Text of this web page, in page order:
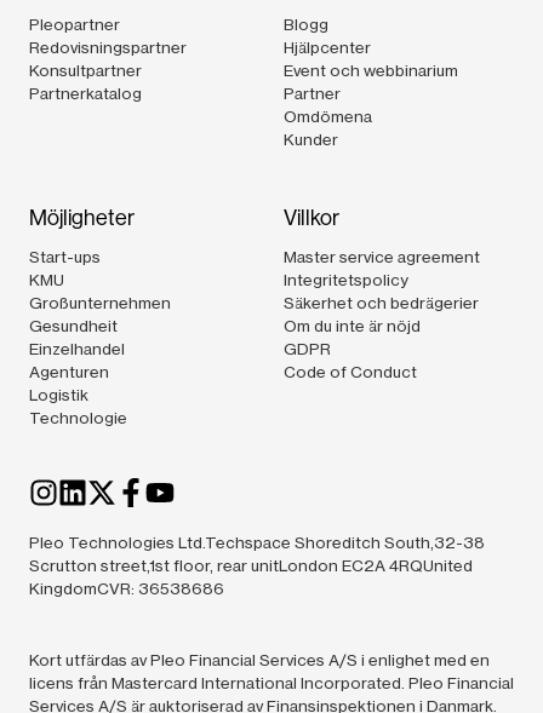
Pleopartner
Redovisningspartner
Konsultpartner
Partnerkatalog
Blogg
Hjälpcenter
Event och webbinarium
Partner
Omdömena
Kunder
Möjligheter
Start-ups
KMU
Großunternehmen
Gesundheit
Einzelhandel
Agenturen
Logistik
Technologie
Villkor
Master service agreement
Integritetspolicy
Säkerhet och bedrägerier
Om du inte är nöjd
GDPR
Code of Conduct
Pleo Technologies Ltd.Techspace Shoreditch South,32-38
Scrutton street,1st floor, rear unitLondon EC2A 4RQUnited
KingdomCVR: 36538686
Kort utfärdas av Pleo Financial Services A/S i enlighet med en
licens från Mastercard International Incorporated. Pleo Financial
Services A/S är auktoriserad av Finansinspektionen i Danmark.